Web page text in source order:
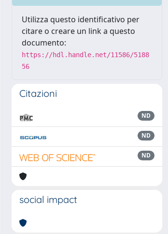
Utilizza questo identificativo per
citare o creare un link a questo
documento:
https://hdl.handle.net/11586/5188
56
Citazioni
ND
ND
ND
social impact